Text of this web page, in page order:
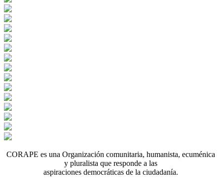
CORAPE es una Organización comunitaria, humanista, ecuménica
y pluralista que responde a las
aspiraciones democráticas de la ciudadanía.